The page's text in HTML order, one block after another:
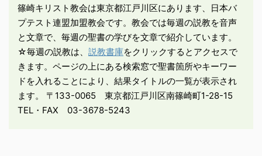
篠崎キリスト教会は東京都江戸川区にあります、日本バ
プテスト連盟加盟教会です。教会では毎週の説教を音声
と文章で、毎週の聖書の学びを文章で紹介しています。
☆毎週の説教は、 説教書庫をクリックするとアクセスで
きます。ページの上にある検索窓で聖書箇所やキーワー
ドを入れることにより、結果タイトルの一覧が表示され
ます。 〒133-0065 東京都江戸川区南篠崎町1-28-15
TEL・FAX 03-3678-5243